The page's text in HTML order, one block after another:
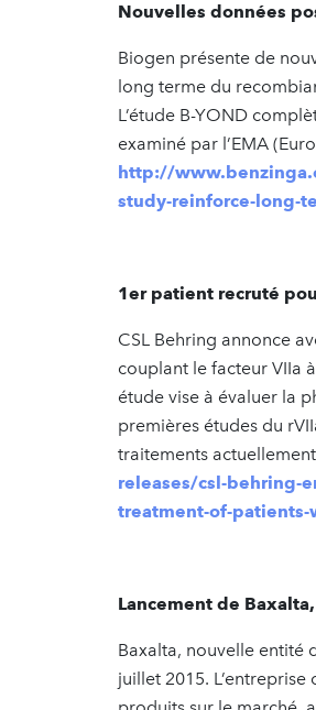
Nouvelles données
Biogen présente de
long terme du
L’étude B-YOND
examiné par l’EMA
http://
study-reinforce-long-
1er patient recruté
CSL Behring annonce
couplant le facteur VIIa
étude vise à évaluer la
premières études du
traitements
releases/csl-behring-
treatment-of-
Lancement de
Baxalta, nouvelle entité
juillet 2015.